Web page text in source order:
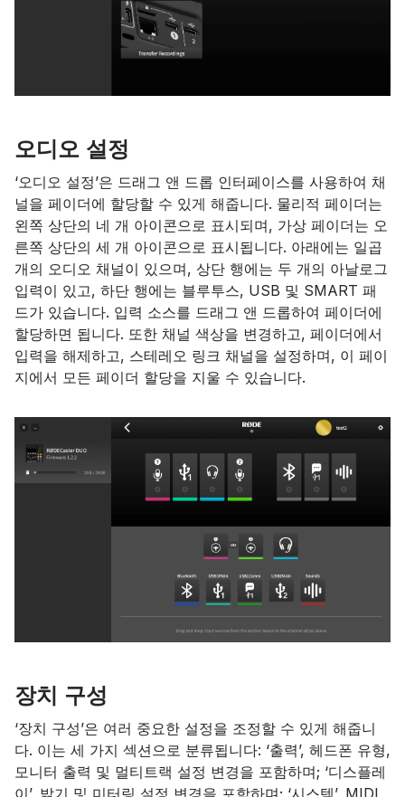
오디오 설정
‘오디오 설정’은 드래그 앤 드롭 인터페이스를 사용하여 채
널을 페이더에 할당할 수 있게 해줍니다. 물리적 페이더는
왼쪽 상단의 네 개 아이콘으로 표시되며, 가상 페이더는 오
른쪽 상단의 세 개 아이콘으로 표시됩니다. 아래에는 일곱
개의 오디오 채널이 있으며, 상단 행에는 두 개의 아날로그
입력이 있고, 하단 행에는 블루투스, USB 및 SMART 패
드가 있습니다. 입력 소스를 드래그 앤 드롭하여 페이더에
할당하면 됩니다. 또한 채널 색상을 변경하고, 페이더에서
입력을 해제하고, 스테레오 링크 채널을 설정하며, 이 페이
지에서 모든 페이더 할당을 지울 수 있습니다.
장치 구성
‘장치 구성’은 여러 중요한 설정을 조정할 수 있게 해줍니
다. 이는 세 가지 섹션으로 분류됩니다: ‘출력’, 헤드폰 유형,
모니터 출력 및 멀티트랙 설정 변경을 포함하며; ‘디스플레
이’, 밝기 및 미터링 설정 변경을 포함하며; ‘시스템’, MIDI,